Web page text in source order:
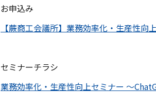
お申込み
【蕨商工会議所】業務効率化・生産性
セミナーチラシ
業務効率化・生産性向上セミナー ～